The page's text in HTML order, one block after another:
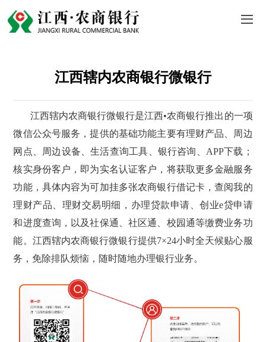
江西辖内农商银行微银行
江西辖内农商银行微银行是江西•农商银行推出的一项
微信公众号服务，提供的基础功能主要有理财产品、周边
网点、周边设备、生活查询工具、银行咨询、APP下载；
核实身份客户，即为实名认证客户，将获取更多金融服务
功能，具体内容为可加挂多张农商银行借记卡，查阅我的
理财产品、理财交易明细，办理贷款申请、创业e贷申请
和进度查询，以及社保通、社区通、校园通等缴费业务功
能。江西辖内农商银行微银行提供7×24小时全天候贴心服
务，免除排队烦恼，随时随地办理银行业务。